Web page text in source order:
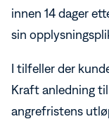
innen 14 dager
sin
I tilfeller der
Kraft anledning
angrefristens